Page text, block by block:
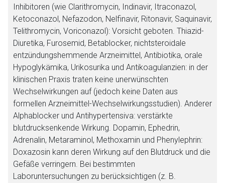
Inhibitoren (wie Clarithromycin, Indinavir, Itraconazol,
Ketoconazol, Nefazodon, Nelfinavir, Ritonavir, Saquinavir,
Telithromycin, Voriconazol): Vorsicht geboten. Thiazid-
Diuretika, Furosemid, Betablocker, nichtsteroidale
entzündungshemmende Arzneimittel, Antibiotika, orale
Hypoglykämika, Urikosurika und Antikoagulanzien: in der
klinischen Praxis traten keine unerwünschten
Wechselwirkungen auf (jedoch keine Daten aus
formellen Arzneimittel-Wechselwirkungsstudien). Anderer
Alphablocker und Antihypertensiva: verstärkte
blutdrucksenkende Wirkung. Dopamin, Ephedrin,
Adrenalin, Metaraminol, Methoxamin und Phenylephrin:
Doxazosin kann deren Wirkung auf den Blutdruck und die
Gefäße verringern. Bei bestimmten
Laboruntersuchungen zu berücksichtigen (z. B.
Aufruf einer externen Seite
Der von Ihnen aufgerufene Link öffnet eine externe Web-
Seite. Für die Inhalte der externen Web-Seite ist deren
Betreiber verantwortlich. Ebenso gelten dort ggf. andere
Datenschutzbestimmungen.
Zurück zur rote-liste.de Zur Seite